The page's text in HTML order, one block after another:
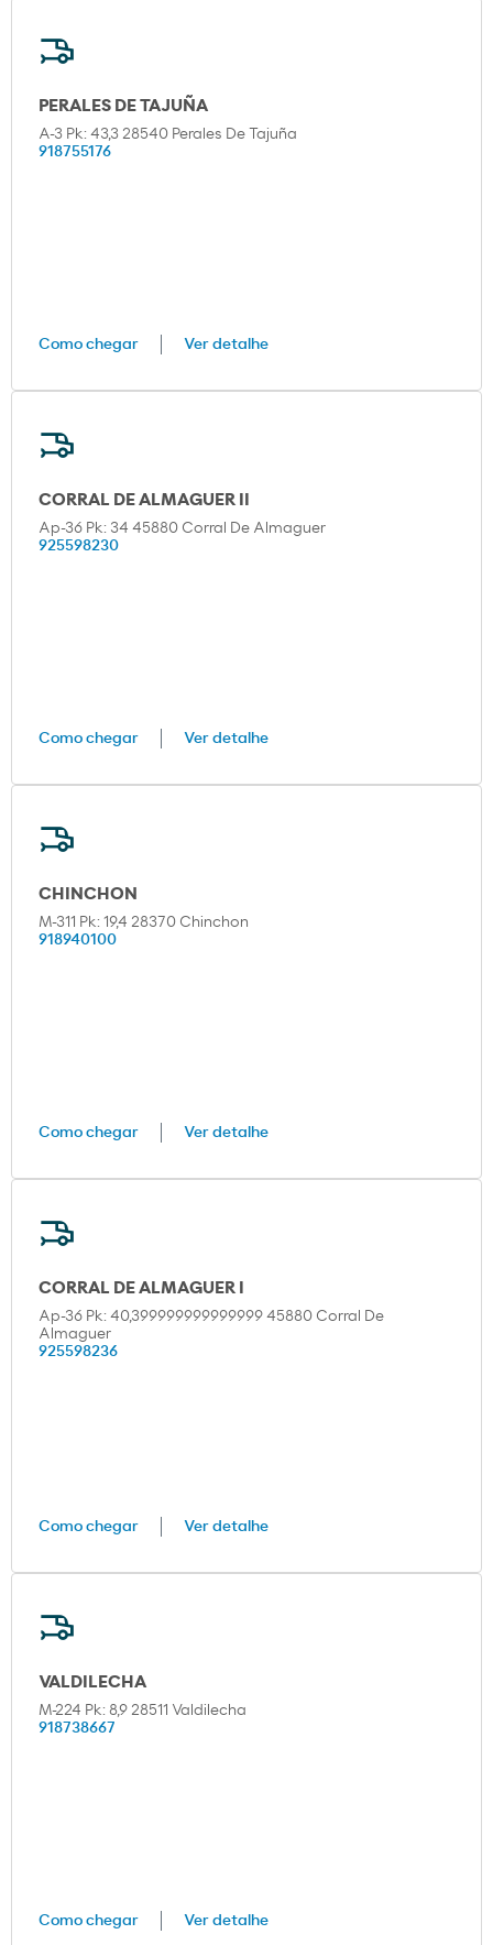
PERALES DE TAJUÑA
A-3 Pk: 43,3 28540 Perales De Tajuña
918755176
Como chegar Ver detalhe
CORRAL DE ALMAGUER II
Ap-36 Pk: 34 45880 Corral De Almaguer
925598230
Como chegar Ver detalhe
CHINCHON
M-311 Pk: 19,4 28370 Chinchon
918940100
Como chegar Ver detalhe
CORRAL DE ALMAGUER I
Ap-36 Pk: 40,399999999999999 45880 Corral De
Almaguer
925598236
Como chegar Ver detalhe
VALDILECHA
M-224 Pk: 8,9 28511 Valdilecha
918738667
Como chegar Ver detalhe